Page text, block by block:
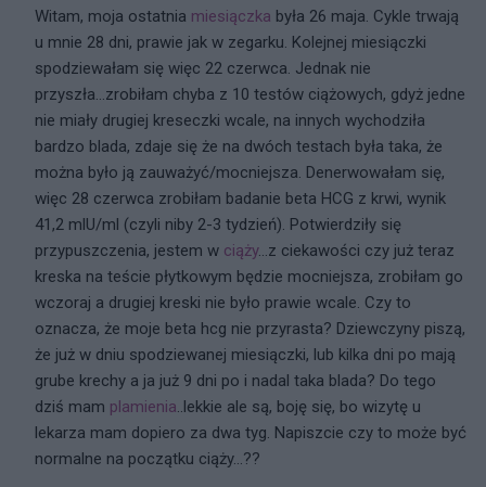
Witam, moja ostatnia miesiączka była 26 maja. Cykle trwają
u mnie 28 dni, prawie jak w zegarku. Kolejnej miesiączki
spodziewałam się więc 22 czerwca. Jednak nie
przyszła...zrobiłam chyba z 10 testów ciążowych, gdyż jedne
nie miały drugiej kreseczki wcale, na innych wychodziła
bardzo blada, zdaje się że na dwóch testach była taka, że
można było ją zauważyć/mocniejsza. Denerwowałam się,
więc 28 czerwca zrobiłam badanie beta HCG z krwi, wynik
41,2 mlU/ml (czyli niby 2-3 tydzień). Potwierdziły się
przypuszczenia, jestem w ciąży...z ciekawości czy już teraz
kreska na teście płytkowym będzie mocniejsza, zrobiłam go
wczoraj a drugiej kreski nie było prawie wcale. Czy to
oznacza, że moje beta hcg nie przyrasta? Dziewczyny piszą,
że już w dniu spodziewanej miesiączki, lub kilka dni po mają
grube krechy a ja już 9 dni po i nadal taka blada? Do tego
dziś mam plamienia..lekkie ale są, boję się, bo wizytę u
lekarza mam dopiero za dwa tyg. Napiszcie czy to może być
normalne na początku ciąży...??